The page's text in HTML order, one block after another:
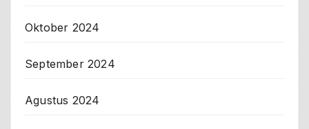
Oktober 2024
September 2024
Agustus 2024